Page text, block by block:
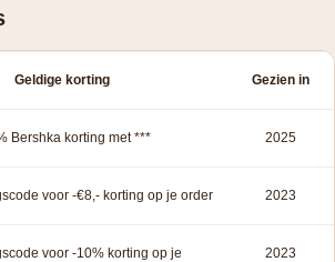
Geldige korting Gezien in
Bershka korting met *** 2025
voor -€8,- korting op je order 2023
voor -10% korting op je
2023